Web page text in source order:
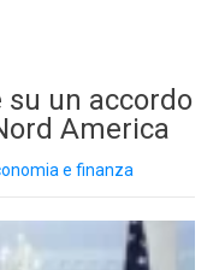
su un accordo
America
e finanza